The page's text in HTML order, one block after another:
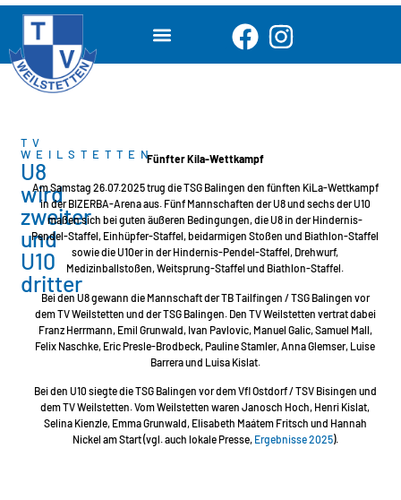
TV
WEILSTETTEN
U8
wird
zweiter
und
U10
dritter
Fünfter Kila-Wettkampf
Am Samstag 26.07.2025 trug die TSG Balingen den fünften KiLa-Wettkampf
in der BIZERBA-Arena aus. Fünf Mannschaften der U8 und sechs der U10
maßen sich bei guten äußeren Bedingungen, die U8 in der Hindernis-
Pendel-Staffel, Einhüpfer-Staffel, beidarmigen Stoßen und Biathlon-Staffel
sowie die U10er in der Hindernis-Pendel-Staffel, Drehwurf,
Medizinballstoßen, Weitsprung-Staffel und Biathlon-Staffel.
Bei den U8 gewann die Mannschaft der TB Tailfingen / TSG Balingen vor
dem TV Weilstetten und der TSG Balingen. Den TV Weilstetten vertrat dabei
Franz Herrmann, Emil Grunwald, Ivan Pavlovic, Manuel Galic, Samuel Mall,
Felix Naschke, Eric Presle-Brodbeck, Pauline Stamler, Anna Glemser, Luise
Barrera und Luisa Kislat.
Bei den U10 siegte die TSG Balingen vor dem Vfl Ostdorf / TSV Bisingen und
dem TV Weilstetten. Vom Weilstetten waren Janosch Hoch, Henri Kislat,
Selina Kienzle, Emma Grunwald, Elisabeth Maátem Fritsch und Hannah
Nickel am Start (vgl. auch lokale Presse, Ergebnisse 2025).